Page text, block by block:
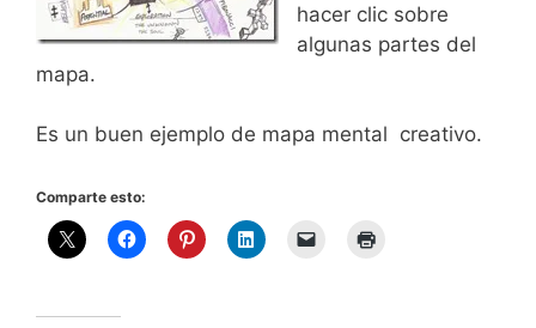
hacer clic sobre
algunas partes del
mapa.
Es un buen ejemplo de mapa mental creativo.
Comparte esto: